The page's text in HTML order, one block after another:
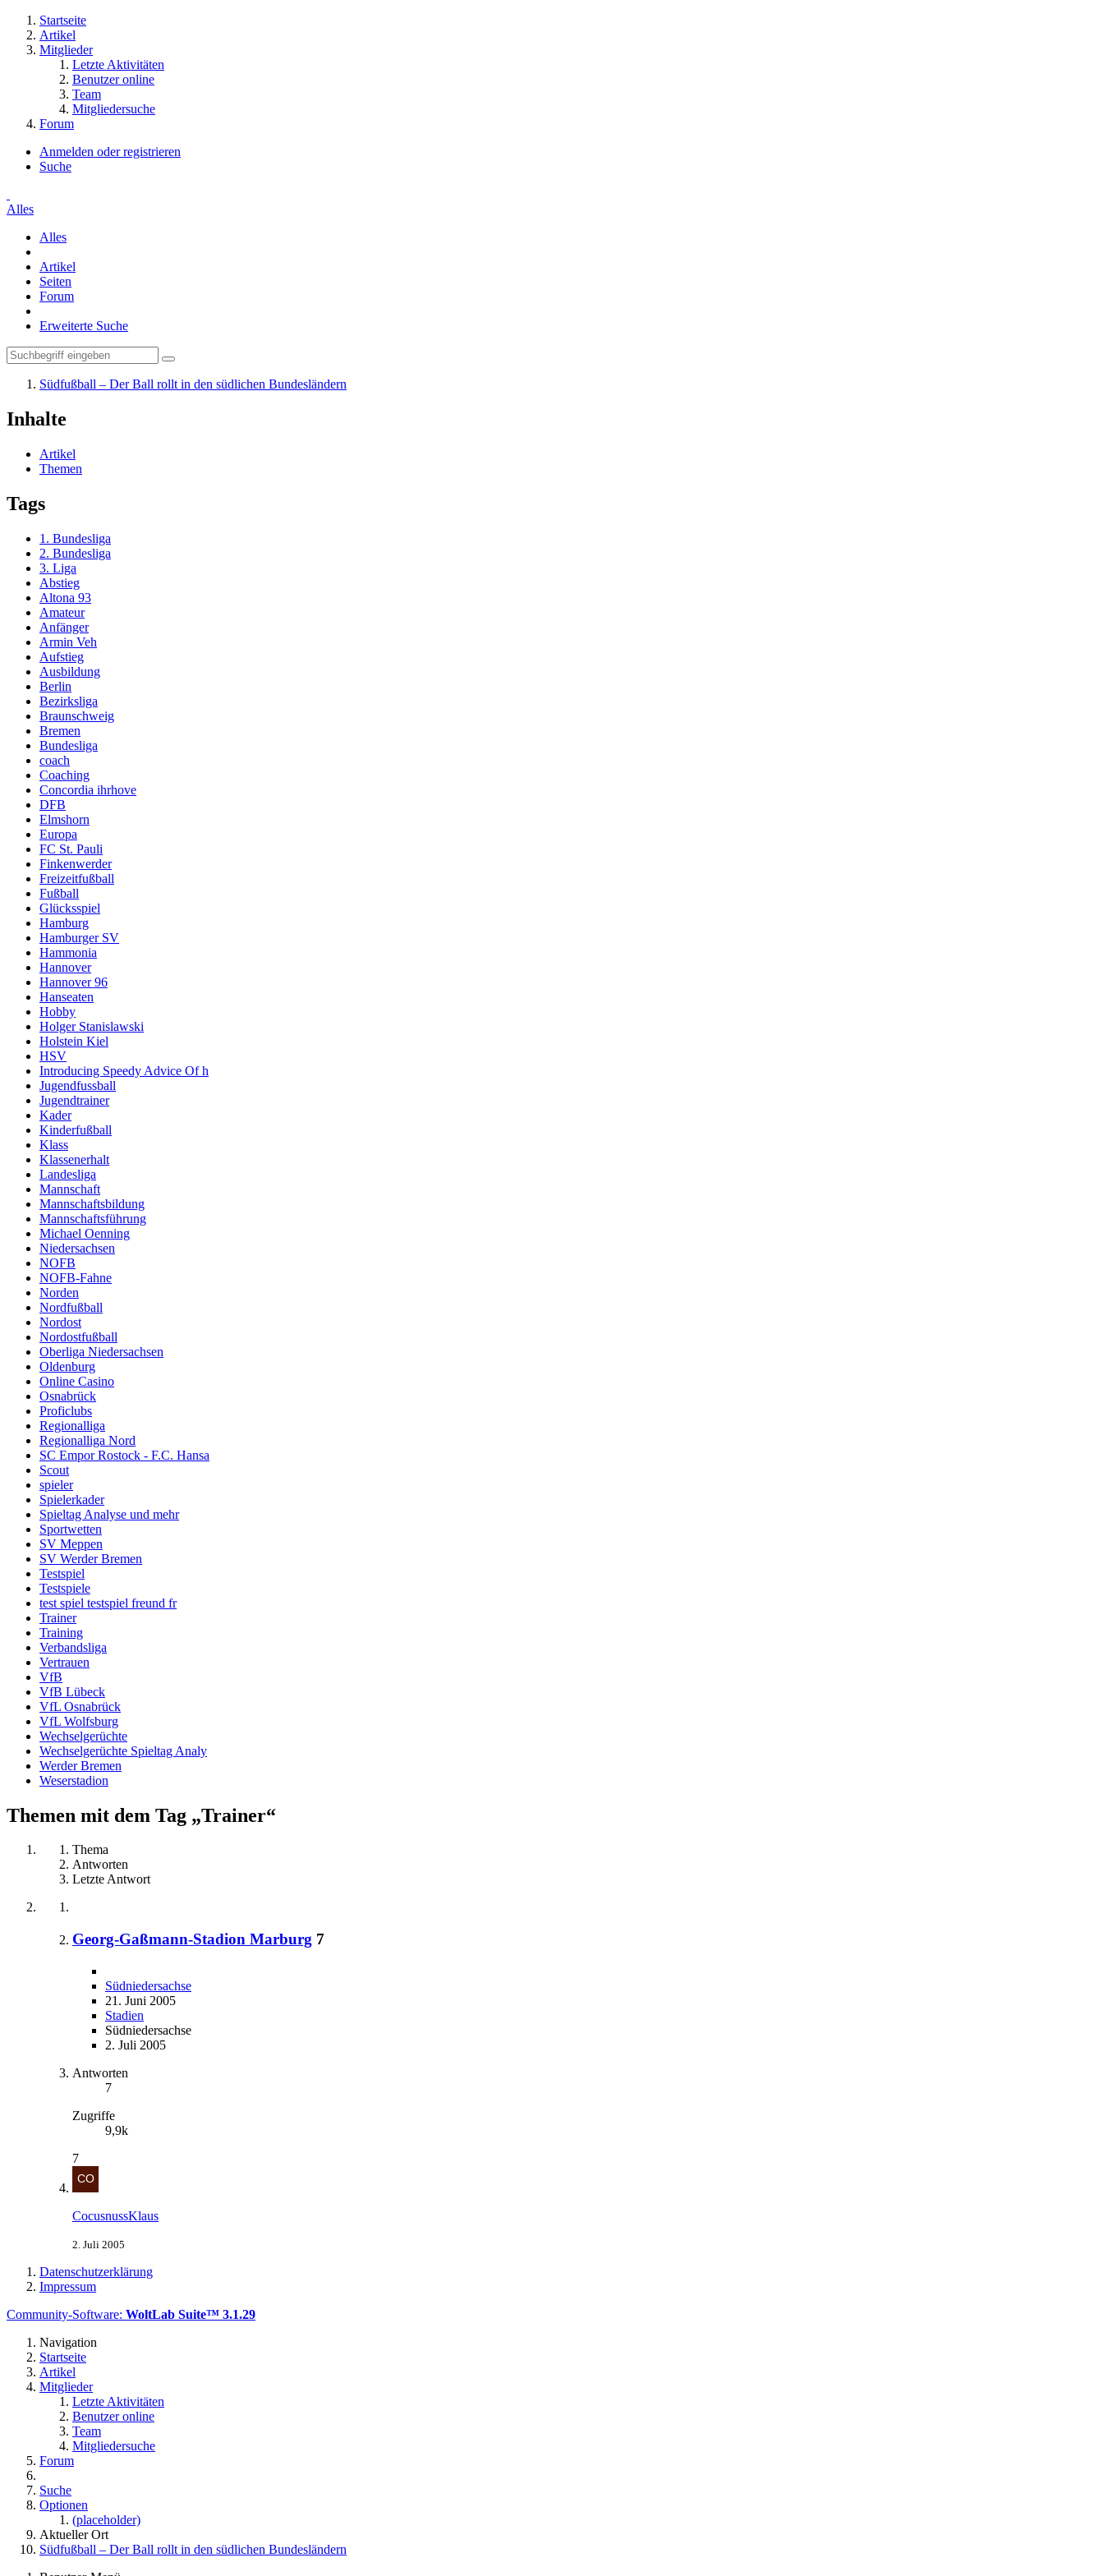
Startseite
Artikel
Mitglieder
Letzte Aktivitäten
Benutzer online
Team
Mitgliedersuche
Forum
Anmelden oder registrieren
Suche
Alles
Alles
Artikel
Seiten
Forum
Erweiterte Suche
Südfußball – Der Ball rollt in den südlichen Bundesländern
Inhalte
Artikel
Themen
Tags
1. Bundesliga
2. Bundesliga
3. Liga
Abstieg
Altona 93
Amateur
Anfänger
Armin Veh
Aufstieg
Ausbildung
Berlin
Bezirksliga
Braunschweig
Bremen
Bundesliga
coach
Coaching
Concordia ihrhove
DFB
Elmshorn
Europa
FC St. Pauli
Finkenwerder
Freizeitfußball
Fußball
Glücksspiel
Hamburg
Hamburger SV
Hammonia
Hannover
Hannover 96
Hanseaten
Hobby
Holger Stanislawski
Holstein Kiel
HSV
Introducing Speedy Advice Of h
Jugendfussball
Jugendtrainer
Kader
Kinderfußball
Klass
Klassenerhalt
Landesliga
Mannschaft
Mannschaftsbildung
Mannschaftsführung
Michael Oenning
Niedersachsen
NOFB
NOFB-Fahne
Norden
Nordfußball
Nordost
Nordostfußball
Oberliga Niedersachsen
Oldenburg
Online Casino
Osnabrück
Proficlubs
Regionalliga
Regionalliga Nord
SC Empor Rostock - F.C. Hansa
Scout
spieler
Spielerkader
Spieltag Analyse und mehr
Sportwetten
SV Meppen
SV Werder Bremen
Testspiel
Testspiele
test spiel testspiel freund fr
Trainer
Training
Verbandsliga
Vertrauen
VfB
VfB Lübeck
VfL Osnabrück
VfL Wolfsburg
Wechselgerüchte
Wechselgerüchte Spieltag Analy
Werder Bremen
Weserstadion
Themen mit dem Tag „Trainer“
Thema
Antworten
Letzte Antwort
Georg-Gaßmann-Stadion Marburg 7
Südniedersachse
21. Juni 2005
Stadien
Südniedersachse
2. Juli 2005
Antworten
7
Zugriffe
9,9k
7
CocusnussKlaus
2. Juli 2005
Datenschutzerklärung
Impressum
Community-Software: WoltLab Suite™ 3.1.29
Navigation
Startseite
Artikel
Mitglieder
Letzte Aktivitäten
Benutzer online
Team
Mitgliedersuche
Forum
Suche
Optionen
(placeholder)
Aktueller Ort
Südfußball – Der Ball rollt in den südlichen Bundesländern